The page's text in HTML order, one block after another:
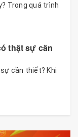
Trong quá trình
thật sự cần
cần thiết? Khi